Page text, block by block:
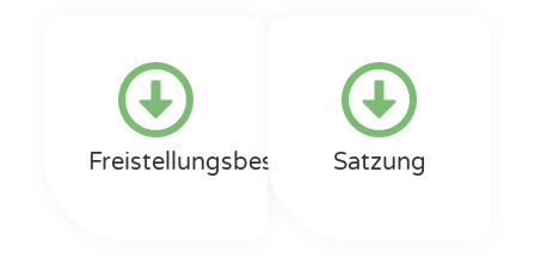
FreistellungsbescheidSatzung